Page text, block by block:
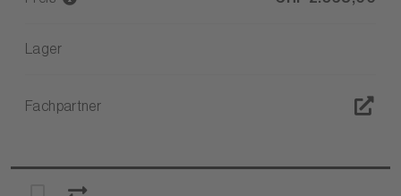
Lager
Fachpartner